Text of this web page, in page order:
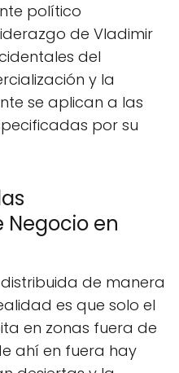
político
de Vladimir
del
y la
se aplican a las
por su
en
de manera
es que solo el
en zonas fuera de
ahí en fuera hay